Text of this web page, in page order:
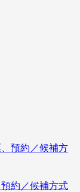
約／候補方式